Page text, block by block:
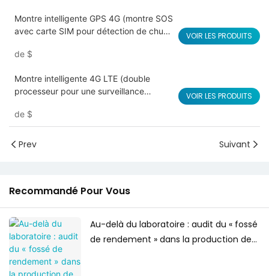
Montre intelligente GPS 4G (montre SOS
avec carte SIM pour détection de chute
Goodway
de $
VOIR LES PRODUITS
Montre intelligente 4G LTE (double
processeur pour une surveillance
de $
VOIR LES PRODUITS
Prev Suivant
Recommandé Pour Vous
Au-delà du laboratoire : audit du « fossé
de rendement » dans la production de